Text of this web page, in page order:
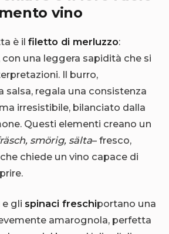
vino
è il filetto di merluzzo:
una leggera sapidità che si
Il burro,
salsa, regala una consistenza
irresistibile, bilanciato dalla
Questi elementi creano un
smörig, sälta– fresco,
chiede un vino capace di
e gli spinaci freschiportano una
amarognola, perfetta